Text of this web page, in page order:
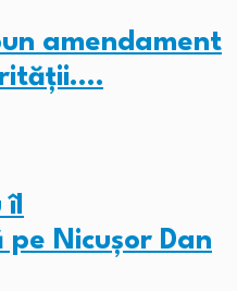
amendament
îl
Nicușor Dan